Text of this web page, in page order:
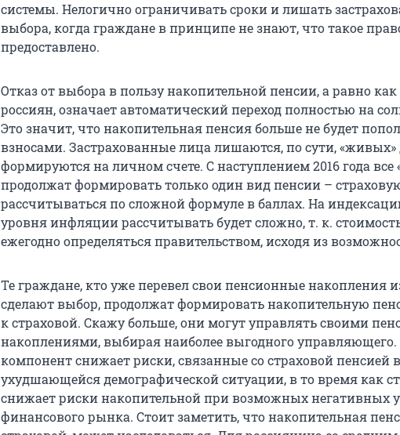
системы. Нелогично ограничивать сроки и лишать
выбора, когда граждане в принципе не знают, что такое
предоставлено.
Отказ от выбора в пользу накопительной пенсии, а равно как
россиян, означает автоматический переход полностью на
Это значит, что накопительная пенсия больше не будет
взносами. Застрахованные лица лишаются, по сути, «живых»
формируются на личном счете. С наступлением 2016 года
продолжат формировать только один вид пенсии –
рассчитываться по сложной формуле в баллах. На
уровня инфляции рассчитывать будет сложно, т. к.
ежегодно определяться правительством, исходя из
Те граждане, кто уже перевел свои пенсионные накопления
сделают выбор, продолжат формировать накопительную
к страховой. Скажу больше, они могут управлять своими
накоплениями, выбирая наиболее выгодного
компонент снижает риски, связанные со страховой пенсией
ухудшающейся демографической ситуации, в то время как
снижает риски накопительной при возможных негативных
финансового рынка. Стоит заметить, что накопительная